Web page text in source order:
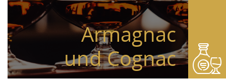
Armagnac
und Cognac